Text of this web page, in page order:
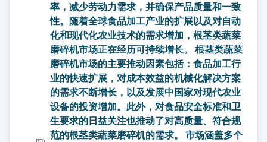
率，减少劳动力需求，并确保产品质量和一致
性。随着全球食品加工产业的扩展以及对自动
化和现代化农业技术的需求增加，根茎类蔬菜
磨碎机市场正在经历可持续增长。 根茎类蔬菜
磨碎机市场的主要推动因素包括：食品加工行
业的快速扩展，对成本效益的机械化解决方案
的需求不断增长，以及发展中国家对现代农业
设备的投资增加。此外，对食品安全标准和卫
生要求的日益关注也推动了对高质量、符合规
范的根茎类蔬菜磨碎机的需求。 市场涵盖多个